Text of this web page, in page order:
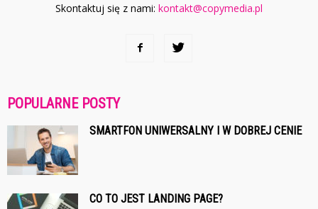
Skontaktuj się z nami: kontakt@copymedia.pl
POPULARNE POSTY
SMARTFON UNIWERSALNY I W DOBREJ CENIE
CO TO JEST LANDING PAGE?